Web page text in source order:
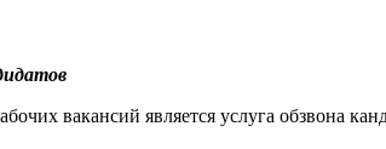
вакансий является услуга обзвона